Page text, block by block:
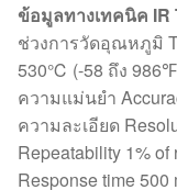
ข้อมูลทางเทคนิค IR
ช่วงการวัดอุณหภูมิ
530℃ (-58 ถึง
ความแม่นยำ
ความละเอียด
Repeatability 1%
Response time 500